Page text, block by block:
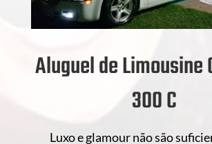
Aluguel de Limousine
300 C
Luxo e glamour não são